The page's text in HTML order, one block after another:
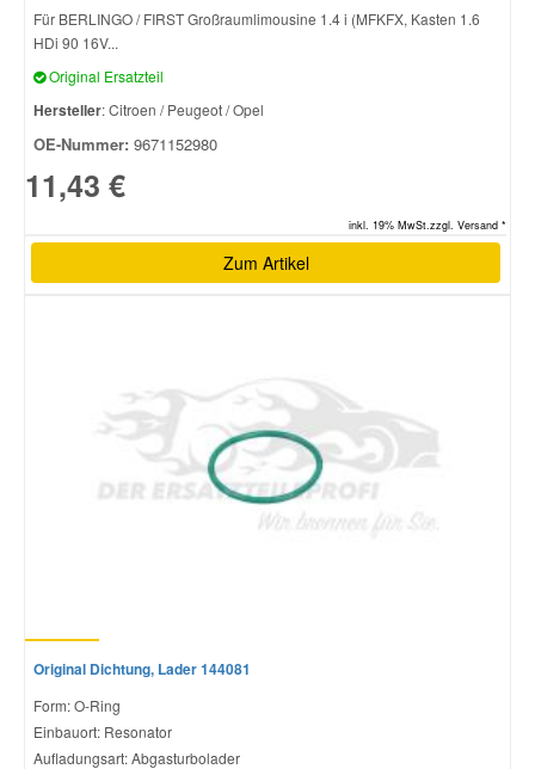
Für BERLINGO / FIRST Großraumlimousine 1.4 i (MFKFX, Kasten 1.6
HDi 90 16V...
Original Ersatzteil
Hersteller: Citroen / Peugeot / Opel
OE-Nummer: 9671152980
11,43 €
inkl. 19% MwSt.zzgl. Versand *
Zum Artikel
Original Dichtung, Lader 144081
Form: O-Ring
Einbauort: Resonator
Aufladungsart: Abgasturbolader